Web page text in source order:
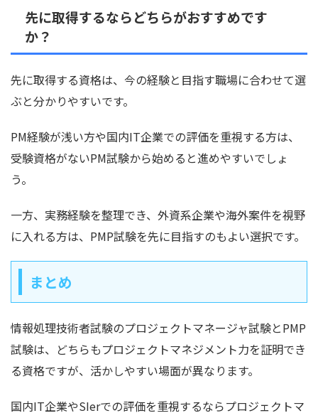
先に取得するならどちらがおすすめです
か？
先に取得する資格は、今の経験と目指す職場に合わせて選
ぶと分かりやすいです。
PM経験が浅い方や国内IT企業での評価を重視する方は、
受験資格がないPM試験から始めると進めやすいでしょ
う。
一方、実務経験を整理でき、外資系企業や海外案件を視野
に入れる方は、PMP試験を先に目指すのもよい選択です。
まとめ
情報処理技術者試験のプロジェクトマネージャ試験とPMP
試験は、どちらもプロジェクトマネジメント力を証明でき
る資格ですが、活かしやすい場面が異なります。
国内IT企業やSIerでの評価を重視するならプロジェクトマ